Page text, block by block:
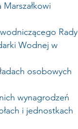
Rady
Wodnej w
osobowych
wynagrodzeń
i jednostkach